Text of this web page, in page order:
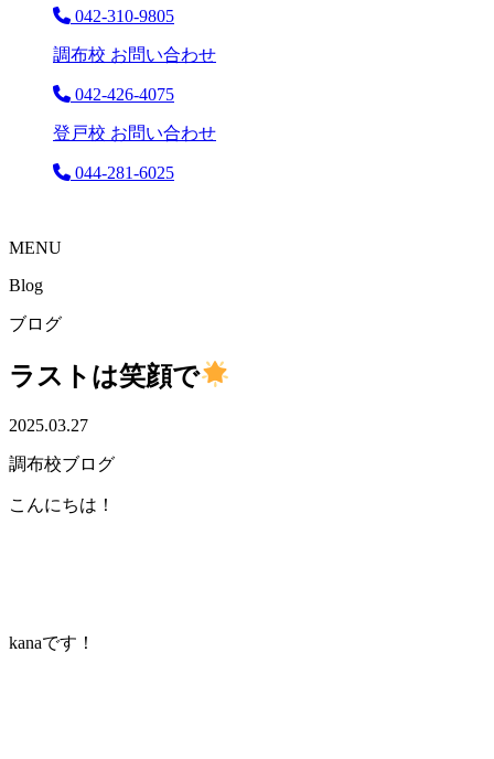
042-310-9805
調布校 お問い合わせ
042-426-4075
登戸校 お問い合わせ
044-281-6025
MENU
Blog
ブログ
ラストは笑顔で
2025.03.27
調布校ブログ
こんにちは！
kanaです！